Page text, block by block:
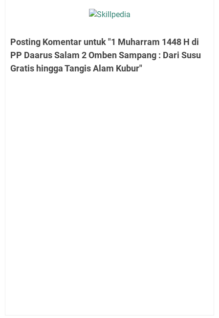
Posting Komentar untuk "1 Muharram 1448 H di
PP Daarus Salam 2 Omben Sampang : Dari Susu
Gratis hingga Tangis Alam Kubur"